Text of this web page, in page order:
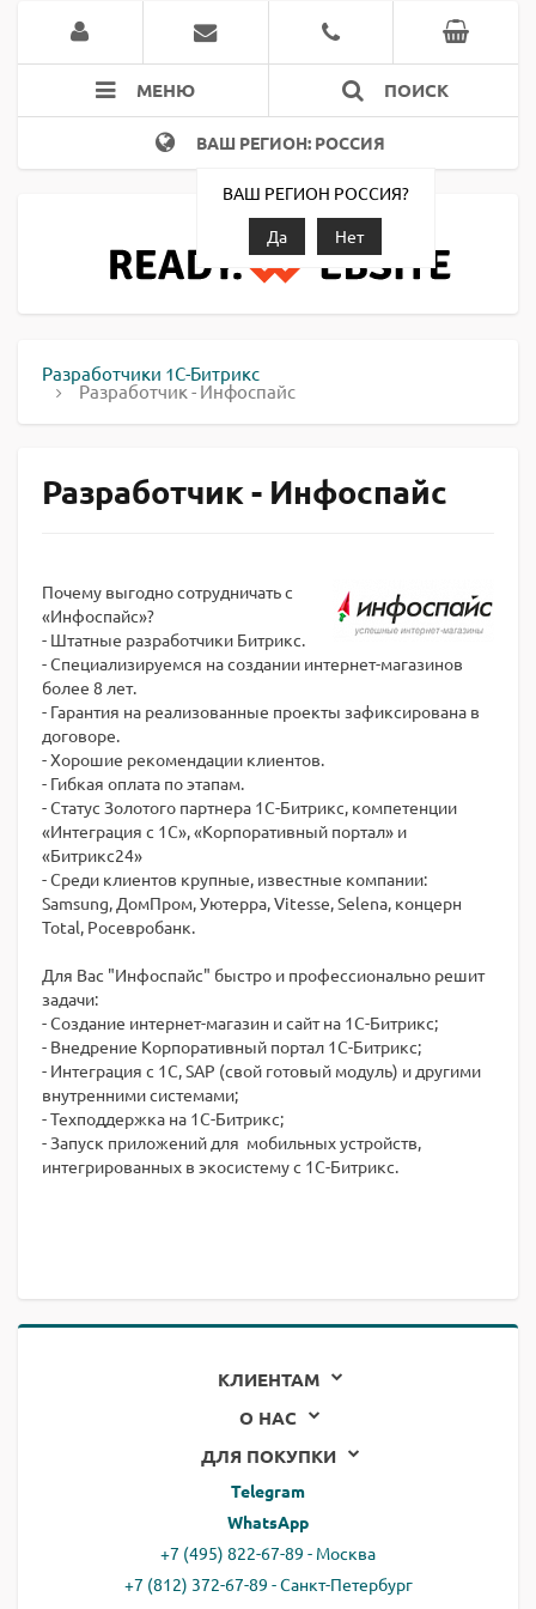
МЕНЮ ПОИСК
ВАШ РЕГИОН: РОССИЯ
ВАШ РЕГИОН РОССИЯ?
Да
Нет
Разработчики 1С-Битрикс
Разработчик - Инфоспайс
Разработчик - Инфоспайс
Почему выгодно сотрудничать с
«Инфоспайс»?
- Штатные разработчики Битрикс.
- Специализируемся на создании интернет-магазинов
более 8 лет.
- Гарантия на реализованные проекты зафиксирована в
договоре.
- Хорошие рекомендации клиентов.
- Гибкая оплата по этапам.
- Статус Золотого партнера 1С-Битрикс, компетенции
«Интеграция с 1С», «Корпоративный портал» и
«Битрикс24»
- Среди клиентов крупные, известные компании:
Samsung, ДомПром, Уютерра, Vitesse, Selena, концерн
Total, Росевробанк.
Для Вас "Инфоспайс" быстро и профессионально решит
задачи:
- Создание интернет-магазин и сайт на 1С-Битрикс;
- Внедрение Корпоративный портал 1С-Битрикс;
- Интеграция с 1С, SAP (свой готовый модуль) и другими
внутренними системами;
- Техподдержка на 1С-Битрикс;
- Запуск приложений для мобильных устройств,
интегрированных в экосистему с 1С-Битрикс.
КЛИЕНТАМ
О НАС
ДЛЯ ПОКУПКИ
Telegram
WhatsApp
+7 (495) 822-67-89 - Москва
+7 (812) 372-67-89 - Санкт-Петербург